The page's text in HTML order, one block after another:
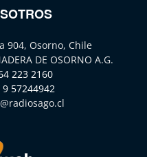
904, Osorno, Chile
DE OSORNO A.G.
223 2160
9 57244942